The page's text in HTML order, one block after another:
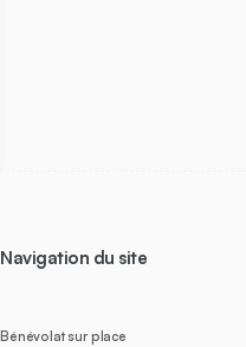
Navigation du site
Bénévolat sur place